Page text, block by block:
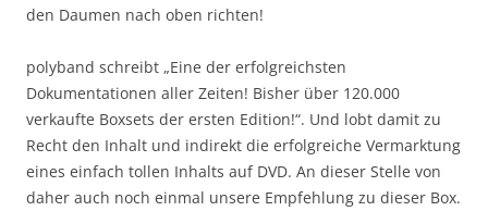
den Daumen nach oben richten!
polyband schreibt „Eine der erfolgreichsten
Dokumentationen aller Zeiten! Bisher über 120.000
verkaufte Boxsets der ersten Edition!“. Und lobt damit zu
Recht den Inhalt und indirekt die erfolgreiche Vermarktung
eines einfach tollen Inhalts auf DVD. An dieser Stelle von
daher auch noch einmal unsere Empfehlung zu dieser Box.